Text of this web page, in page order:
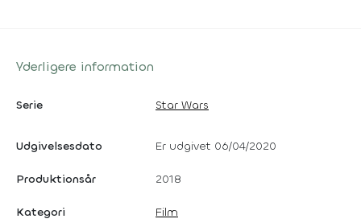
Yderligere information
Serie Star Wars
Udgivelsesdato Er udgivet 06/04/2020
Produktionsår 2018
Kategori
Film